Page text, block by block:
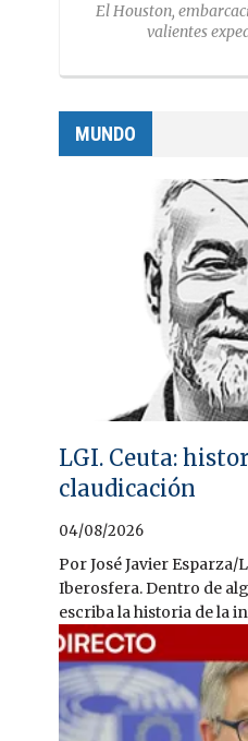
El Houston,
valientes
MUNDO
LGI. Ceuta:
claudicación
04/08/2026
Por José Javier Esparza/
Iberosfera. Dentro de
escriba la historia de la